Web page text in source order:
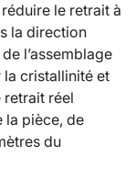
le retrait à
la direction
l’assemblage
cristallinité et
retrait réel
la pièce, de
du